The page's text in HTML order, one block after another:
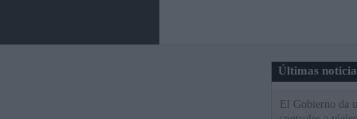
Últimas
El Gobierno da